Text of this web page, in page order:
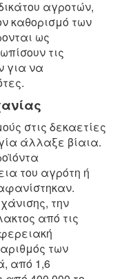
αγροτών,
καθορισμό των
ως
τις
για να
στις δεκαετίες
άλλαξε βίαια.
του αγρότη ή
την
από τις
των
από 1,6